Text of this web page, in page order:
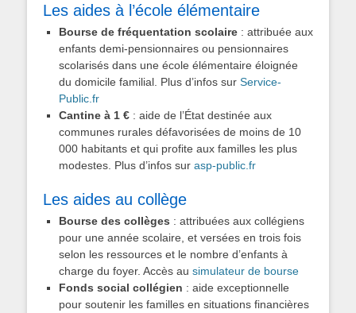
Les aides à l’école élémentaire
Bourse de fréquentation scolaire : attribuée aux
enfants demi-pensionnaires ou pensionnaires
scolarisés dans une école élémentaire éloignée
du domicile familial. Plus d’infos sur Service-
Public.fr
Cantine à 1 € : aide de l’État destinée aux
communes rurales défavorisées de moins de 10
000 habitants et qui profite aux familles les plus
modestes. Plus d’infos sur asp-public.fr
Les aides au collège
Bourse des collèges : attribuées aux collégiens
pour une année scolaire, et versées en trois fois
selon les ressources et le nombre d’enfants à
charge du foyer. Accès au simulateur de bourse
Fonds social collégien : aide exceptionnelle
pour soutenir les familles en situations financières